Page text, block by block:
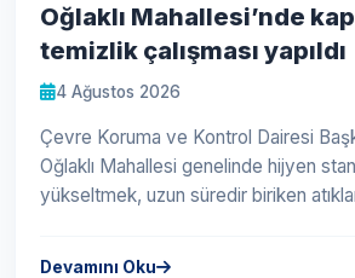
Oğlaklı Mahallesi’nde
temizlik çalışması yapıldı
4 Ağustos 2026
Çevre Koruma ve Kontrol Dairesi
Oğlaklı Mahallesi genelinde hijyen
yükseltmek, uzun süredir biriken
Devamını Oku